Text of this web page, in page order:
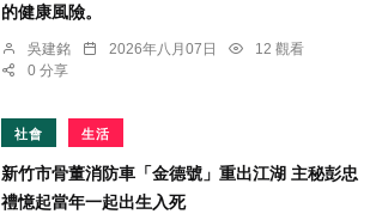
的健康風險。
吳建銘 2026年八月07日
12 觀看
0 分享
社會 生活
新竹市骨董消防車「金德號」重出江湖 主秘彭忠
禮憶起當年一起出生入死